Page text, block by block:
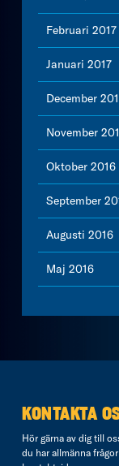
Februari 2017
Januari 2017
December
November
Oktober 2016
September
Augusti 2016
Maj 2016
KONTAKTA
Hör gärna av dig till
du har allmänna